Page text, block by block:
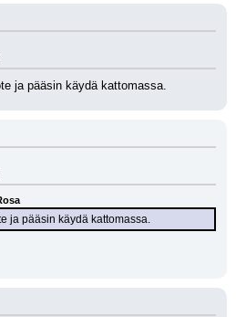
ja pääsin käydä kattomassa.
ja pääsin käydä kattomassa.